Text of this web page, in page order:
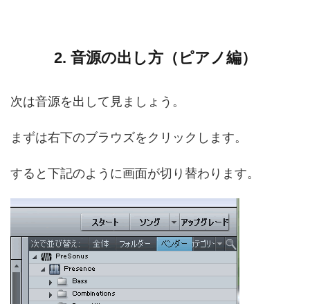
2. 音源の出し方（ピアノ編）
次は音源を出して見ましょう。
まずは右下のブラウズをクリックします。
すると下記のように画面が切り替わります。